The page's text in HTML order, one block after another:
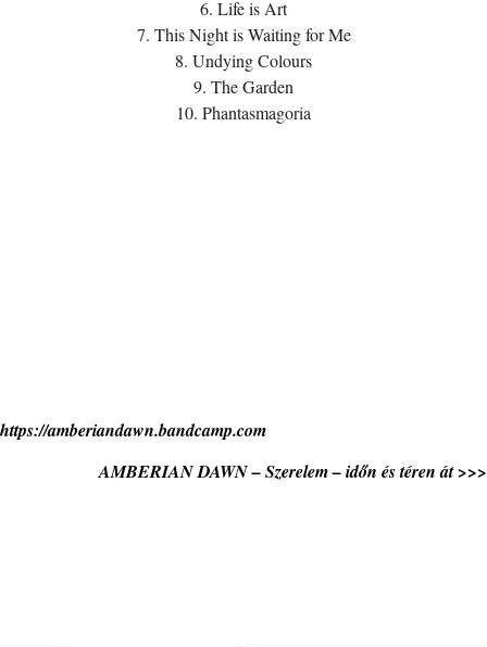
6. Life is Art
7. This Night is Waiting for Me
8. Undying Colours
9. The Garden
10. Phantasmagoria
https://amberiandawn.bandcamp.com
AMBERIAN DAWN – Szerelem – időn és téren át >>>